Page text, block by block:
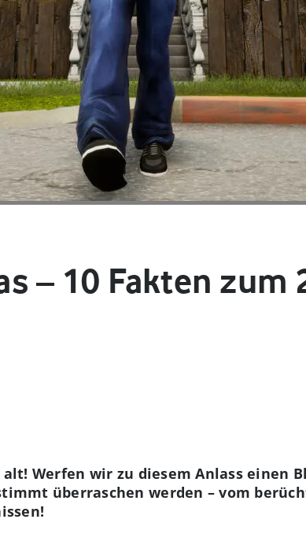
– 10 Fakten
alt! Werfen wir zu diesem Anlass einen
überraschen werden – vom